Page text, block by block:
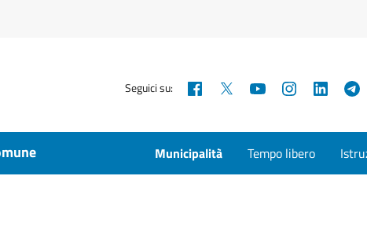
Seguici su: Facebook YouTubeInstagram
Municipalità Tempo libero